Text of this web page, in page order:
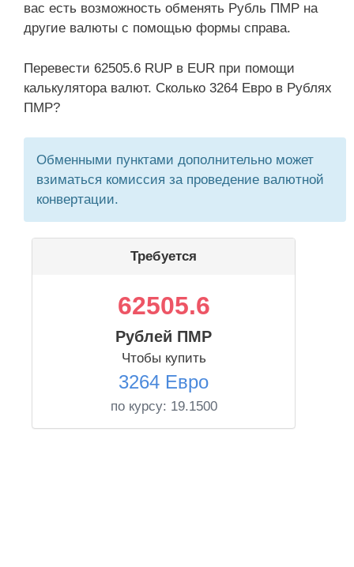
вас есть возможность обменять Рубль ПМР на
другие валюты с помощью формы справа.
Перевести 62505.6 RUP в EUR при помощи
калькулятора валют. Сколько 3264 Евро в Рублях
ПМР?
Обменными пунктами дополнительно может
взиматься комиссия за проведение валютной
конвертации.
Требуется
62505.6
Рублей ПМР
Чтобы купить
3264 Евро
по курсу: 19.1500